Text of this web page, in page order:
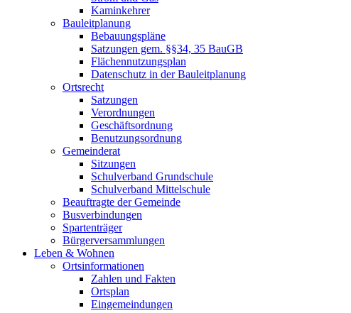
Kaminkehrer
Bauleitplanung
Bebauungspläne
Satzungen gem. §§34, 35 BauGB
Flächennutzungsplan
Datenschutz in der Bauleitplanung
Ortsrecht
Satzungen
Verordnungen
Geschäftsordnung
Benutzungsordnung
Gemeinderat
Sitzungen
Schulverband Grundschule
Schulverband Mittelschule
Beauftragte der Gemeinde
Busverbindungen
Spartenträger
Bürgerversammlungen
Leben & Wohnen
Ortsinformationen
Zahlen und Fakten
Ortsplan
Eingemeindungen